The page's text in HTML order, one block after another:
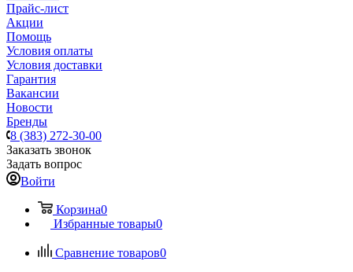
Прайс-лист
Акции
Помощь
Условия оплаты
Условия доставки
Гарантия
Вакансии
Новости
Бренды
8 (383) 272-30-00
Заказать звонок
Задать вопрос
Войти
Корзина0
Избранные товары0
Сравнение товаров0